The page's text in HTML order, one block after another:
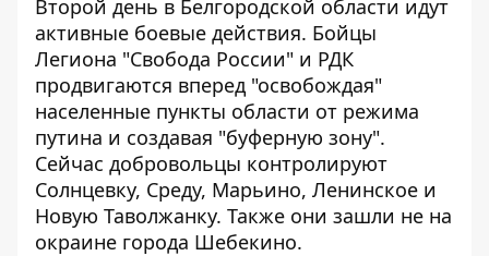
Второй день в Белгородской области идут
активные боевые действия. Бойцы
Легиона "Свобода России" и РДК
продвигаются вперед "освобождая"
населенные пункты области от режима
путина и создавая "буферную зону".
Сейчас добровольцы контролируют
Солнцевку, Среду, Марьино, Ленинское и
Новую Таволжанку. Также они зашли не на
окраине города Шебекино.